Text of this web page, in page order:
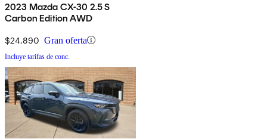
2023 Mazda CX-30 2.5 S
Carbon Edition AWD
$24,890 Gran oferta
Incluye tarifas de conc.